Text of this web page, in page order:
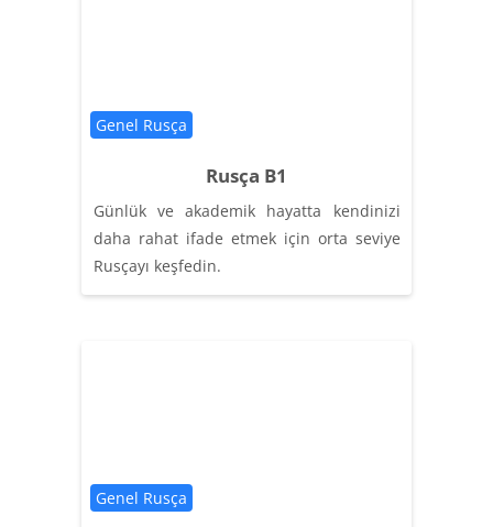
Rusça B1
Категория курса
Genel Rusça
Günlük ve akademik hayatta kendinizi
daha rahat ifade etmek için orta seviye
Rusçayı keşfedin.
Категория курса
Genel Rusça